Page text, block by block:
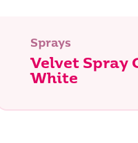
Sprays
Velvet Spray
White